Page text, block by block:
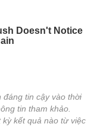
đáng tin cậy vào thời
tin tham khảo.
kỳ kết quả nào từ việc